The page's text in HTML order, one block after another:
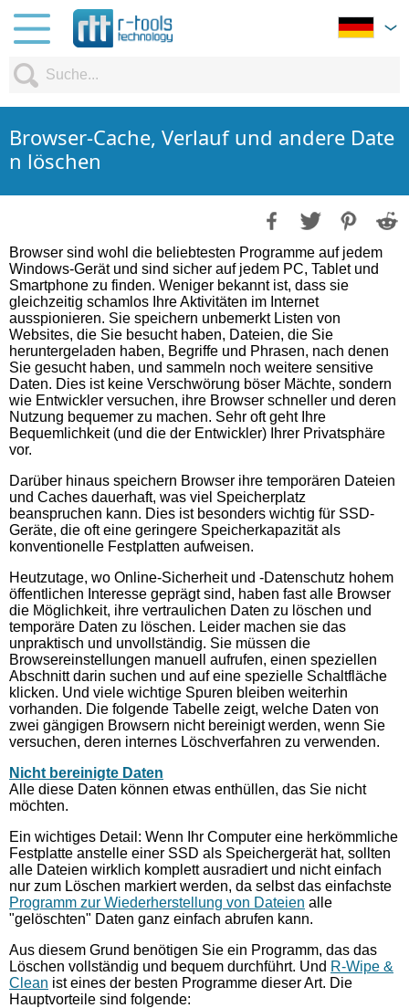
Browser-Cache, Verlauf und andere Date
n löschen
Browser sind wohl die beliebtesten Programme auf jedem
Windows-Gerät und sind sicher auf jedem PC, Tablet und
Smartphone zu finden. Weniger bekannt ist, dass sie
gleichzeitig schamlos Ihre Aktivitäten im Internet
ausspionieren. Sie speichern unbemerkt Listen von
Websites, die Sie besucht haben, Dateien, die Sie
heruntergeladen haben, Begriffe und Phrasen, nach denen
Sie gesucht haben, und sammeln noch weitere sensitive
Daten. Dies ist keine Verschwörung böser Mächte, sondern
wie Entwickler versuchen, ihre Browser schneller und deren
Nutzung bequemer zu machen. Sehr oft geht Ihre
Bequemlichkeit (und die der Entwickler) Ihrer Privatsphäre
vor.
Darüber hinaus speichern Browser ihre temporären Dateien
und Caches dauerhaft, was viel Speicherplatz
beanspruchen kann. Dies ist besonders wichtig für SSD-
Geräte, die oft eine geringere Speicherkapazität als
konventionelle Festplatten aufweisen.
Heutzutage, wo Online-Sicherheit und -Datenschutz hohem
öffentlichen Interesse geprägt sind, haben fast alle Browser
die Möglichkeit, ihre vertraulichen Daten zu löschen und
temporäre Daten zu löschen. Leider machen sie das
unpraktisch und unvollständig. Sie müssen die
Browsereinstellungen manuell aufrufen, einen speziellen
Abschnitt darin suchen und auf eine spezielle Schaltfläche
klicken. Und viele wichtige Spuren bleiben weiterhin
vorhanden. Die folgende Tabelle zeigt, welche Daten von
zwei gängigen Browsern nicht bereinigt werden, wenn Sie
versuchen, deren internes Löschverfahren zu verwenden.
Nicht bereinigte Daten
Alle diese Daten können etwas enthüllen, das Sie nicht
möchten.
Ein wichtiges Detail: Wenn Ihr Computer eine herkömmliche
Festplatte anstelle einer SSD als Speichergerät hat, sollten
alle Dateien wirklich komplett ausradiert und nicht einfach
nur zum Löschen markiert werden, da selbst das einfachste
Programm zur Wiederherstellung von Dateien alle
"gelöschten" Daten ganz einfach abrufen kann.
Aus diesem Grund benötigen Sie ein Programm, das das
Löschen vollständig und bequem durchführt. Und R-Wipe &
Clean ist eines der besten Programme dieser Art. Die
Hauptvorteile sind folgende: